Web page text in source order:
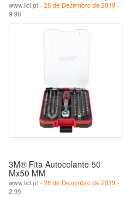
www.lidl.pt - 28 de Dezembro de 2019 -
9.99
3M® Fita Autocolante 50
Mx50 MM
www.lidl.pt - 28 de Dezembro de 2019 -
2.99